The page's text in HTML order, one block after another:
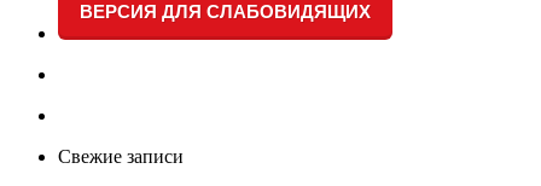
ВЕРСИЯ ДЛЯ СЛАБОВИДЯЩИХ
Свежие записи